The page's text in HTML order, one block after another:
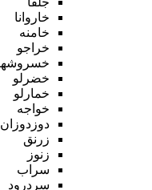
خاروانا
خامنه
خراجو
خضرلو
خمارلو
خواجه
دوزدوزان
زرنق
زنوز
سراب
سردرود